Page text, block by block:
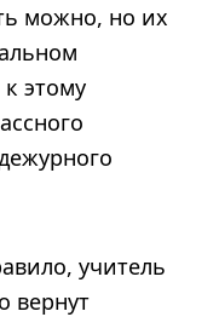
можно, но их
этому
учитель
вернут